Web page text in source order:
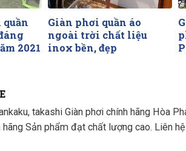
2021
Giàn phơi quần áo
ngoài trời chất liệu
inox bền, đẹp
takashi Giàn phơi chính hãng Hòa
hãng Sản phẩm đạt chất lượng cao. Liên